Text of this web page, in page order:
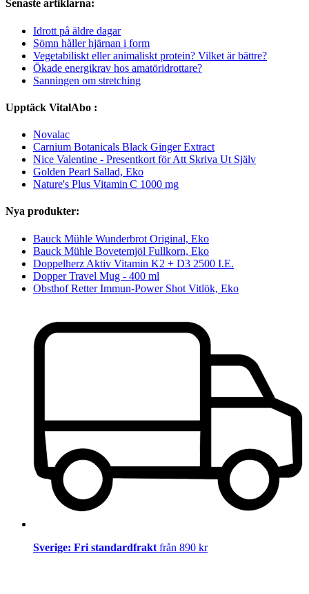
Senaste artiklarna:
Idrott på äldre dagar
Sömn håller hjärnan i form
Vegetabiliskt eller animaliskt protein? Vilket är bättre?
Ökade energikrav hos amatöridrottare?
Sanningen om stretching
Upptäck VitalAbo :
Novalac
Carnium Botanicals Black Ginger Extract
Nice Valentine - Presentkort för Att Skriva Ut Själv
Golden Pearl Sallad, Eko
Nature's Plus Vitamin C 1000 mg
Nya produkter:
Bauck Mühle Wunderbrot Original, Eko
Bauck Mühle Bovetemjöl Fullkorn, Eko
Doppelherz Aktiv Vitamin K2 + D3 2500 I.E.
Dopper Travel Mug - 400 ml
Obsthof Retter Immun-Power Shot Vitlök, Eko
Sverige: Fri standardfrakt från 890 kr